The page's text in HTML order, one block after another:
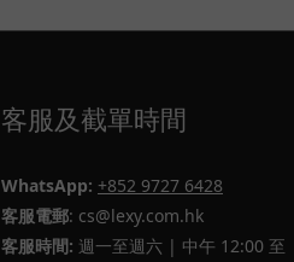
客服及截單時間
WhatsApp: +852 9727 6428
客服電郵: cs@lexy.com.hk
客服時間: 週一至週六 | 中午 12:00 至